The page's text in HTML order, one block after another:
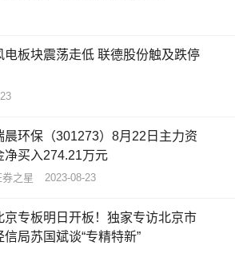
电板块震荡走低 联德股份触及跌停
晨环保（301273）8月22日主力资
净买入274.21万元
券之星 2023-08-23
京专板明日开板！独家专访北京市
信局苏国斌谈“专精特新”